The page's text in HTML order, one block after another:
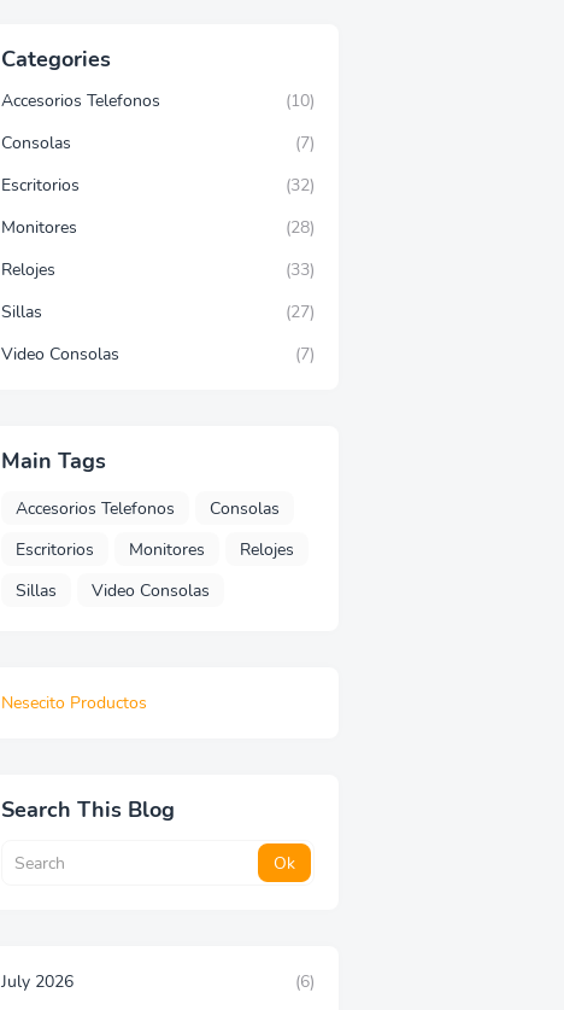
Categories
Accesorios Telefonos
(10)
Consolas
(7)
Escritorios
(32)
Monitores
(28)
Relojes
(33)
Sillas
(27)
Video Consolas
(7)
Main Tags
Accesorios Telefonos
Consolas
Escritorios
Monitores
Relojes
Sillas
Video Consolas
Nesecito Productos
Search This Blog
July 2026
(6)